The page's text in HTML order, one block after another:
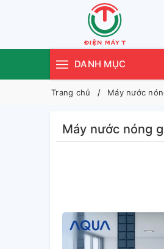
DANH MỤC
Trang chủ Máy nước
Máy nước nóng